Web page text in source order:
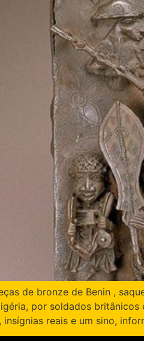
de bronze de Benin ,
por soldados
insígnias reais e um sino,